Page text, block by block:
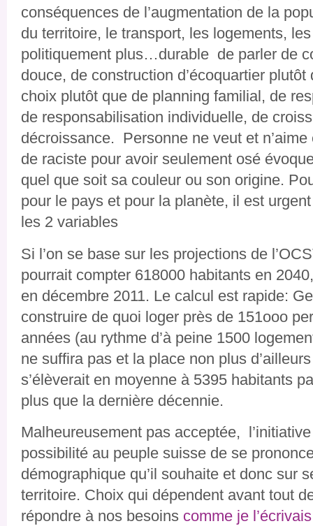
conséquences de l’augmentation de la
du territoire, le transport, les logements,
politiquement plus…durable de parler de
douce, de construction d’écoquartier
choix plutôt que de planning familial, de
de responsabilisation individuelle, de
décroissance. Personne ne veut et
de raciste pour avoir seulement osé
quel que soit sa couleur ou son origine.
pour le pays et pour la planète, il est
les 2 variables
Si l’on se base sur les projections de
pourrait compter 618000 habitants en
en décembre 2011. Le calcul est rapide:
construire de quoi loger près de 151ooo
années (au rythme d’à peine 1500
ne suffira pas et la place non plus
s’élèverait en moyenne à 5395 habitants
plus que la dernière décennie.
Malheureusement pas acceptée,
possibilité au peuple suisse de se
démographique qu’il souhaite et donc sur
territoire. Choix qui dépendent avant tout
répondre à nos besoins comme je